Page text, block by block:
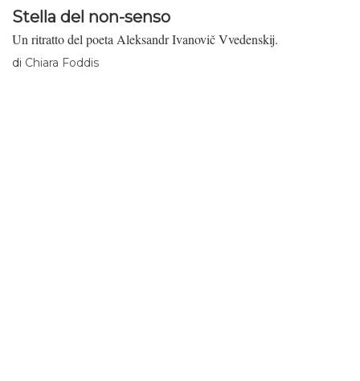
Stella del non-senso
Un ritratto del poeta Aleksandr Ivanovič Vvedenskij.
di Chiara Foddis